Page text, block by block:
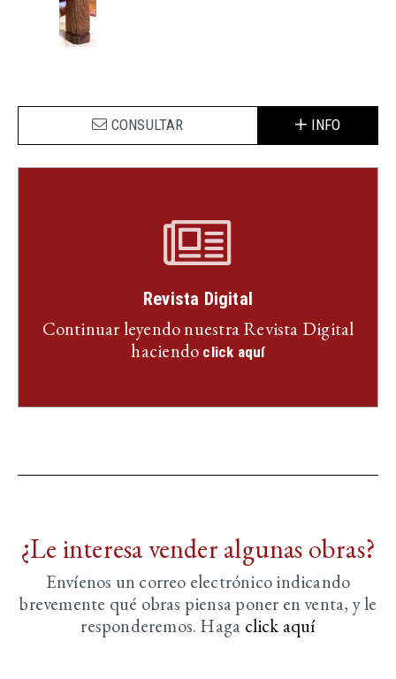
CONSULTAR INFO
Revista Digital
Continuar leyendo nuestra Revista Digital
haciendo click aquí
¿Le interesa vender algunas obras?
Envíenos un correo electrónico indicando
brevemente qué obras piensa poner en venta, y le
responderemos. Haga click aquí­